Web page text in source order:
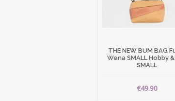
THE NEW BUM BAG
Wena SMALL Hobby &
SMALL
€49.90